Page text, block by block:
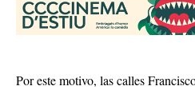
Por este motivo, las calles